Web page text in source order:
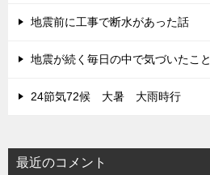
地震前に工事で断水があった話
地震が続く毎日の中で気づいたこと
24節気72候 大暑 大雨時行
最近のコメント